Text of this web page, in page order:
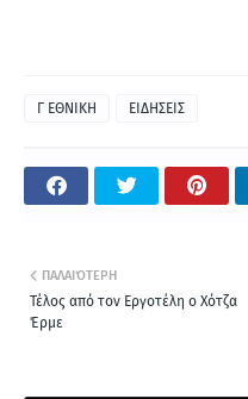
Γ ΕΘΝΙΚΗ ΕΙΔΗΣΕΙΣ
ΠΑΛΑΙΌΤΕΡΗ
Τέλος από τον Εργοτέλη ο Χότζα
Έρμε